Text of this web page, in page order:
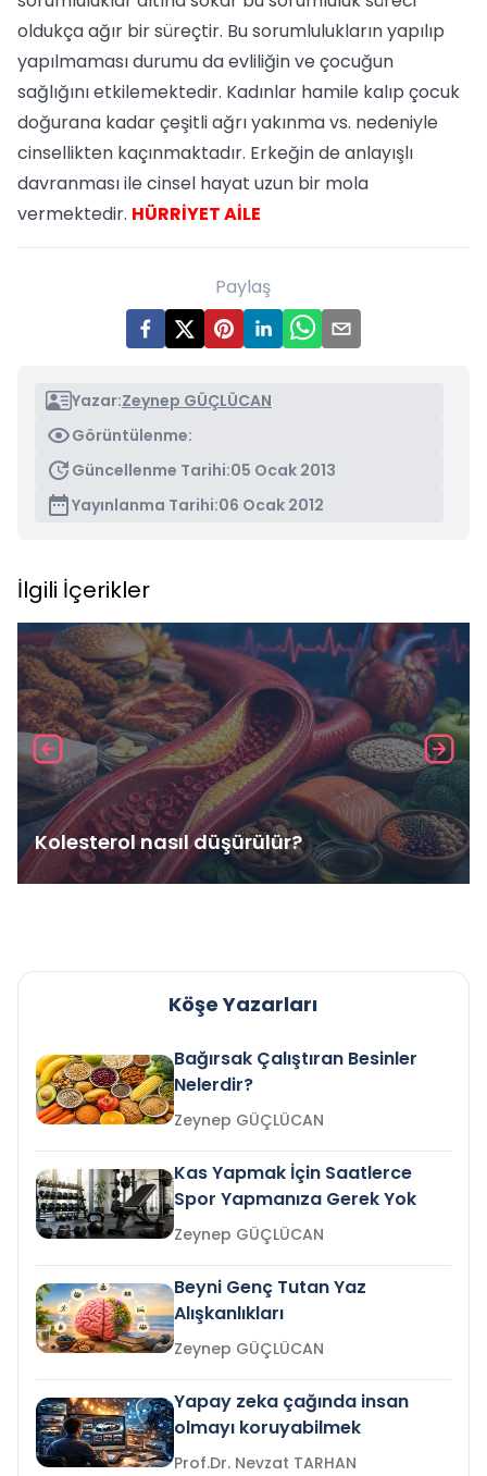
oldukça ağır bir süreçtir. Bu sorumlulukların yapılıp
yapılmaması durumu da evliliğin ve çocuğun
sağlığını etkilemektedir. Kadınlar hamile kalıp çocuk
doğurana kadar çeşitli ağrı yakınma vs. nedeniyle
cinsellikten kaçınmaktadır. Erkeğin de anlayışlı
davranması ile cinsel hayat uzun bir mola
vermektedir. HÜRRİYET AİLE
Paylaş
Yazar:Zeynep GÜÇLÜCAN
Görüntülenme:
Güncellenme Tarihi:05 Ocak 2013
Yayınlanma Tarihi:06 Ocak 2012
İlgili İçerikler
Kolesterol nasıl düşürülür?
Köşe Yazarları
Bağırsak Çalıştıran Besinler
Nelerdir?
Zeynep GÜÇLÜCAN
Kas Yapmak İçin Saatlerce
Spor Yapmanıza Gerek Yok
Zeynep GÜÇLÜCAN
Beyni Genç Tutan Yaz
Alışkanlıkları
Zeynep GÜÇLÜCAN
Yapay zeka çağında insan
olmayı koruyabilmek
Prof.Dr. Nevzat TARHAN